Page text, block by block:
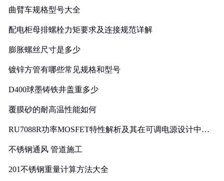
曲臂车规格型号大全
配电柜母排螺栓力矩要求及连接规范详解
膨胀螺丝尺寸是多少
镀锌方管有哪些常见规格和型号
D400球墨铸铁井盖重多少
覆膜砂的耐高温性能如何
RU7088R功率MOSFET特性解析及其在可调电源设计中的
不锈钢通风 管道施工
201不锈钢重量计算方法大全